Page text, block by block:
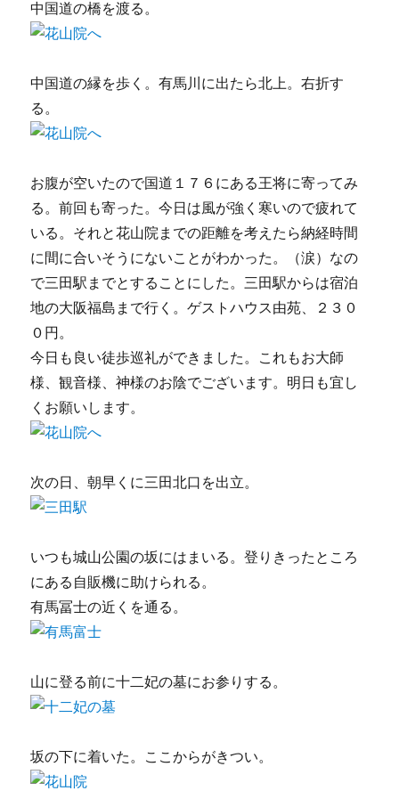
中国道の橋を渡る。
中国道の縁を歩く。有馬川に出たら北上。右折す
る。
お腹が空いたので国道１７６にある王将に寄ってみ
る。前回も寄った。今日は風が強く寒いので疲れて
いる。それと花山院までの距離を考えたら納経時間
に間に合いそうにないことがわかった。（涙）なの
で三田駅までとすることにした。三田駅からは宿泊
地の大阪福島まで行く。ゲストハウス由苑、２３０
０円。
今日も良い徒歩巡礼ができました。これもお大師
様、観音様、神様のお陰でございます。明日も宜し
くお願いします。
次の日、朝早くに三田北口を出立。
いつも城山公園の坂にはまいる。登りきったところ
にある自販機に助けられる。
有馬冨士の近くを通る。
山に登る前に十二妃の墓にお参りする。
坂の下に着いた。ここからがきつい。